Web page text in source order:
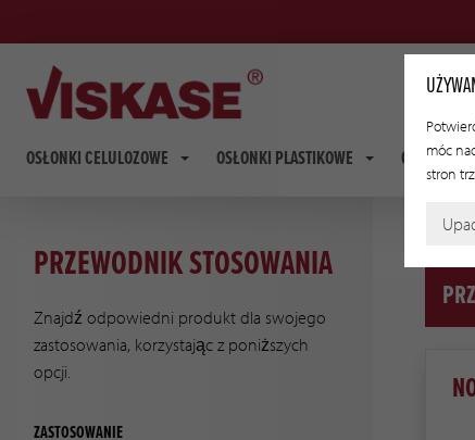
OSŁONKI CELULOZOWE OSŁONKI PLASTIKOWE OSŁONKI
PRZEWODNIK STOSOWANIA
Znajdź odpowiedni produkt dla swojego
zastosowania, korzystając z poniższych
opcji.
ZASTOSOWANIE
móc
stron